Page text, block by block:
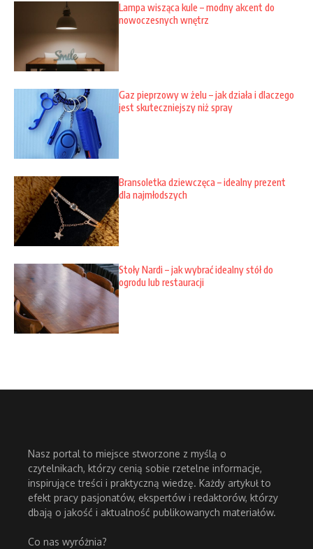
Lampa wisząca kule – modny akcent do
nowoczesnych wnętrz
Gaz pieprzowy w żelu – jak działa i dlaczego
jest skuteczniejszy niż spray
Bransoletka dziewczęca – idealny prezent
dla najmłodszych
Stoły Nardi – jak wybrać idealny stół do
ogrodu lub restauracji
Nasz portal to miejsce stworzone z myślą o
czytelnikach, którzy cenią sobie rzetelne informacje,
inspirujące treści i praktyczną wiedzę. Każdy artykuł to
efekt pracy pasjonatów, ekspertów i redaktorów, którzy
dbają o jakość i aktualność publikowanych materiałów.
Co nas wyróżnia?